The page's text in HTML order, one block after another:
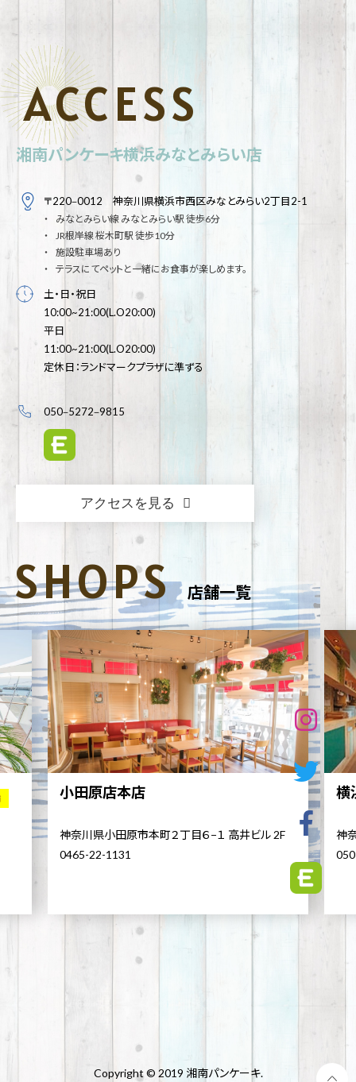
ACCESS
湘南パンケーキ横浜みなとみらい店
〒220‒0012 神奈川県横浜市西区みなとみらい2丁目2-1
みなとみらい線 みなとみらい駅 徒歩6分
JR根岸線 桜木町駅 徒歩10分
施設駐車場あり
テラスにてペットと一緒にお食事が楽しめます。
土・日・祝日
10:00~21:00(L.O20:00)
平日
11:00~21:00(L.O20:00)
定休日：ランドマークプラザに準ずる
050‒5272‒9815
アクセスを見る
SHOPS 店舗一覧
小田原店本店
神奈川県小田原市本町２丁目６−１ 高井ビル 2F
0465-22-1131
横
神
Copyright © 2019 湘南パンケーキ.